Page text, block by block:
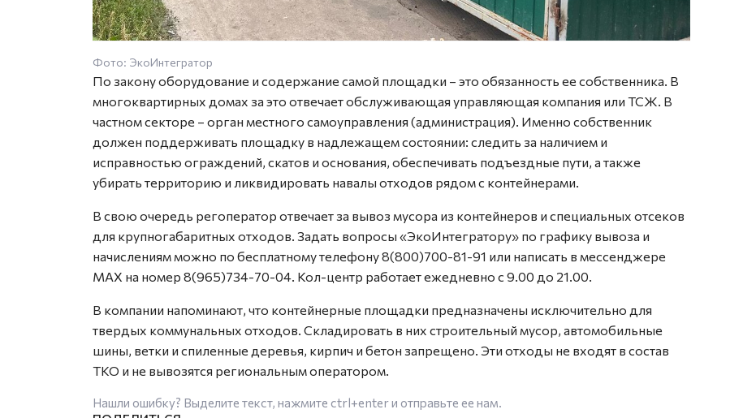
Фото: ЭкоИнтегратор
По закону оборудование и содержание самой площадки – это обязанность ее собственника. В
многоквартирных домах за это отвечает обслуживающая управляющая компания или ТСЖ. В
частном секторе – орган местного самоуправления (администрация). Именно собственник
должен поддерживать площадку в надлежащем состоянии: следить за наличием и
исправностью ограждений, скатов и основания, обеспечивать подъездные пути, а также
убирать территорию и ликвидировать навалы отходов рядом с контейнерами.
В свою очередь регоператор отвечает за вывоз мусора из контейнеров и специальных отсеков
для крупногабаритных отходов. Задать вопросы «ЭкоИнтегратору» по графику вывоза и
начислениям можно по бесплатному телефону 8(800)700-81-91 или написать в мессенджере
MAX на номер 8(965)734-70-04. Кол-центр работает ежедневно с 9.00 до 21.00.
В компании напоминают, что контейнерные площадки предназначены исключительно для
твердых коммунальных отходов. Складировать в них строительный мусор, автомобильные
шины, ветки и спиленные деревья, кирпич и бетон запрещено. Эти отходы не входят в состав
ТКО и не вывозятся региональным оператором.
Нашли ошибку? Выделите текст, нажмите ctrl+enterи отправьте ее нам.